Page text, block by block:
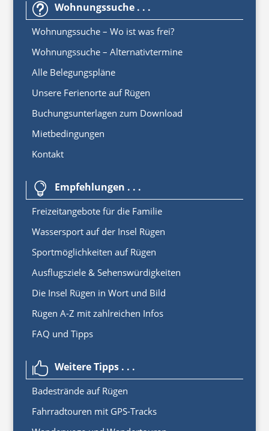
t Wohnungssuche . . .
Wohnungssuche – Wo ist was frei?
Wohnungssuche – Alternativtermine
Alle Belegungspläne
Unsere Ferienorte auf Rügen
Buchungsunterlagen zum Download
Mietbedingungen
Kontakt
 Empfehlungen . . .
Freizeitangebote für die Familie
Wassersport auf der Insel Rügen
Sportmöglichkeiten auf Rügen
Ausflugsziele & Sehenswürdigkeiten
Die Insel Rügen in Wort und Bild
Rügen A-Z mit zahlreichen Infos
FAQ und Tipps
 Weitere Tipps . . .
Badestrände auf Rügen
Fahrradtouren mit GPS-Tracks